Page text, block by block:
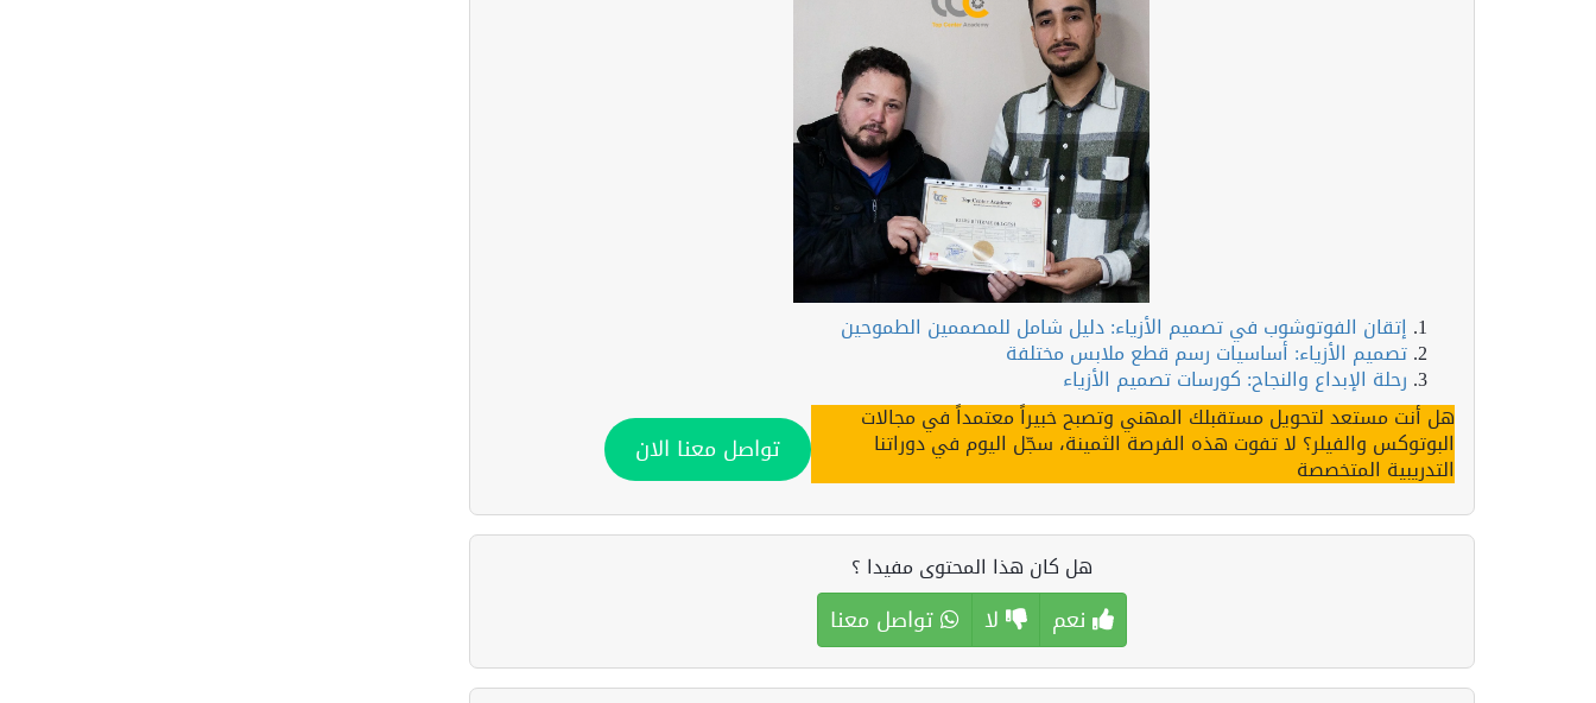
إتقان الفوتوشوب في تصميم الأزياء: دليل شامل للمصممين الطموحين
تصميم الأزياء: أساسيات رسم قطع ملابس مختلفة
رحلة الإبداع والنجاح: كورسات تصميم الأزياء
هل أنت مستعد لتحويل مستقبلك المهني وتصبح خبيراً معتمداً في مجالات
البوتوكس والفيلر؟ لا تفوت هذه الفرصة الثمينة، سجّل اليوم في دوراتنا
التدريبية المتخصصة تواصل معنا الان
هل كان هذا المحتوى مفيدا ؟
نعم لا تواصل معنا